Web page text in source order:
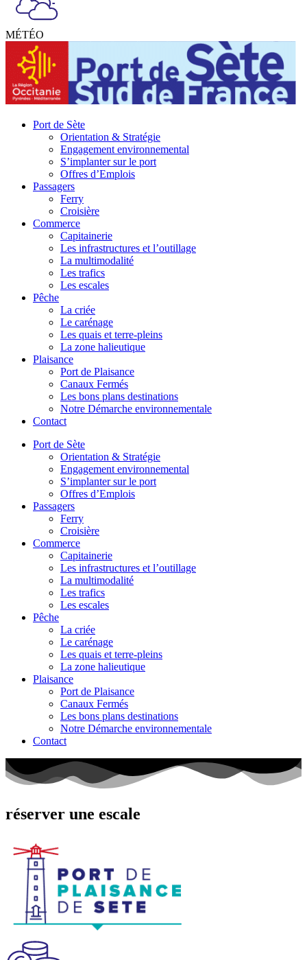
MÉTÉO
Port de Sète
Orientation & Stratégie
Engagement environnemental
S’implanter sur le port
Offres d’Emplois
Passagers
Ferry
Croisière
Commerce
Capitainerie
Les infrastructures et l’outillage
La multimodalité
Les trafics
Les escales
Pêche
La criée
Le carénage
Les quais et terre-pleins
La zone halieutique
Plaisance
Port de Plaisance
Canaux Fermés
Les bons plans destinations
Notre Démarche environnementale
Contact
Port de Sète
Orientation & Stratégie
Engagement environnemental
S’implanter sur le port
Offres d’Emplois
Passagers
Ferry
Croisière
Commerce
Capitainerie
Les infrastructures et l’outillage
La multimodalité
Les trafics
Les escales
Pêche
La criée
Le carénage
Les quais et terre-pleins
La zone halieutique
Plaisance
Port de Plaisance
Canaux Fermés
Les bons plans destinations
Notre Démarche environnementale
Contact
réserver une escale